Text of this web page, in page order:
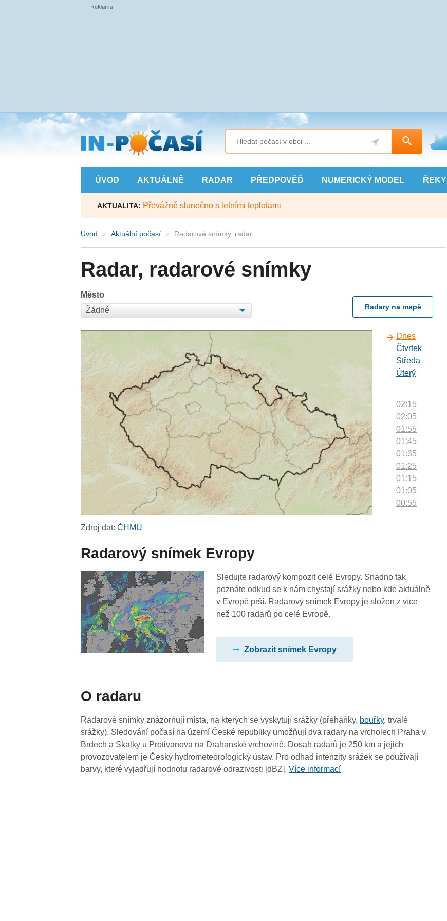
Přejít
na
hlavní
obsah
ÚVOD AKTUÁLNĚ RADAR PŘEDPOVĚĎ NUMERICKÝ MODEL ŘEKY
AKTUALITA: Převážně slunečno s letními teplotami
Úvod Aktuální počasí Radarové snímky, radar
Radar, radarové snímky
Město
Radary na mapě
Dnes
Čtvrtek
Středa
Úterý
02:15
02:05
01:55
01:45
01:35
01:25
01:15
01:05
00:55
Zdroj dat:ČHMÚ
Radarový snímek Evropy
Sledujte radarový kompozit celé Evropy. Snadno tak
poznáte odkud se k nám chystají srážky nebo kde aktuálně
v Evropě prší. Radarový snímek Evropy je složen z více
než 100 radarů po celé Evropě.
Zobrazit snímek Evropy
O radaru
Radarové snímky znázorňují místa, na kterých se vyskytují srážky (přeháňky, bouřky, trvalé
srážky). Sledování počasí na území České republiky umožňují dva radary na vrcholech Praha v
Brdech a Skalky u Protivanova na Drahanské vrchovině. Dosah radarů je 250 km a jejich
provozovatelem je Český hydrometeorologický ústav. Pro odhad intenzity srážek se používají
barvy, které vyjadřují hodnotu radarové odrazivosti [dBZ].Více informací